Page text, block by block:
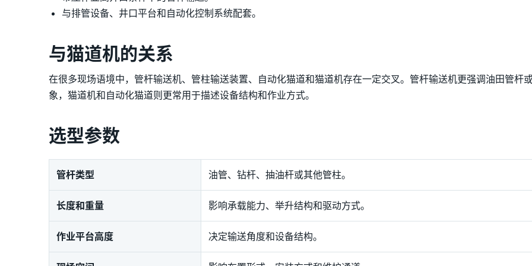
与排管设备、井口平台和自动化控制系统配套。
与猫道机的关系
在很多现场语境中，管杆输送机、管柱输送装置、自动化猫道和猫道机存在一定交叉。管杆输送机更强调油田管杆
象，猫道机和自动化猫道则更常用于描述设备结构和作业方式。
选型参数
管杆类型 油管、钻杆、抽油杆或其他管柱。
长度和重量 影响承载能力、举升结构和驱动方式。
作业平台高度 决定输送角度和设备结构。